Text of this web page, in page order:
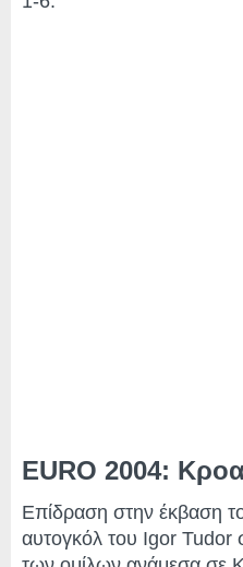
EURO 2004:
Επίδραση στην έκβαση
αυτογκόλ του Igor